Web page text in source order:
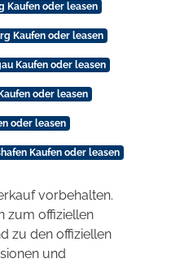
Kaufen oder leasen
Kaufen oder leasen
Kaufen oder leasen
oder leasen
oder leasen
Kaufen oder leasen
vorbehalten.
zum offiziellen
zu den offiziellen
und